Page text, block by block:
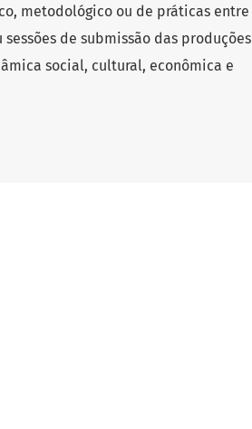
metodológico ou de práticas entre
de submissão das produções
social, cultural, econômica e
dos agentes.